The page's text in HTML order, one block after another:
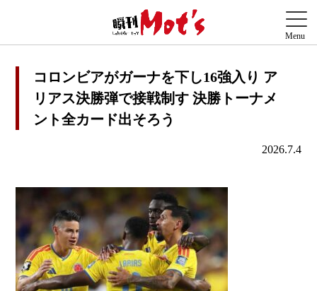
コロンビアがガーナを下し16強入り ア
リアス決勝弾で接戦制す 決勝トーナメ
ント全カード出そろう
2026.7.4